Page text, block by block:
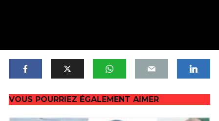
VOUS POURRIEZ ÉGALEMENT AIMER